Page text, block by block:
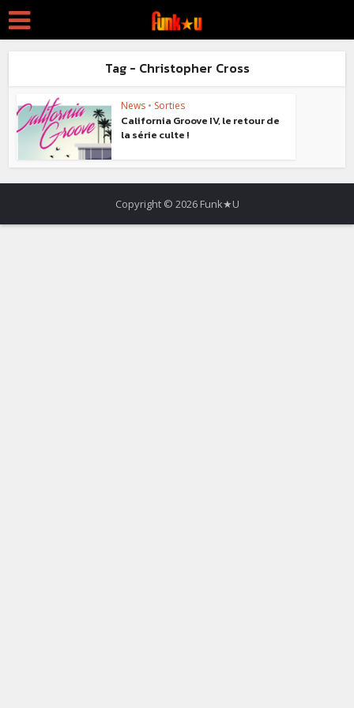
Tag - Christopher Cross
News • Sorties
California Groove IV, le retour de
la série culte !
Copyright © 2026 Funk★U